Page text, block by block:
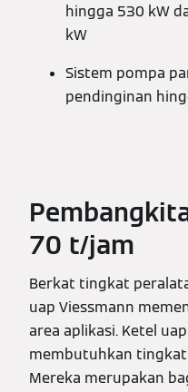
hingga 530 kW
kW
Sistem pompa
pendinginan
70 t/jam
Berkat tingkat
uap Viessmann
area aplikasi. Ketel
membutuhkan
Mereka merupakan